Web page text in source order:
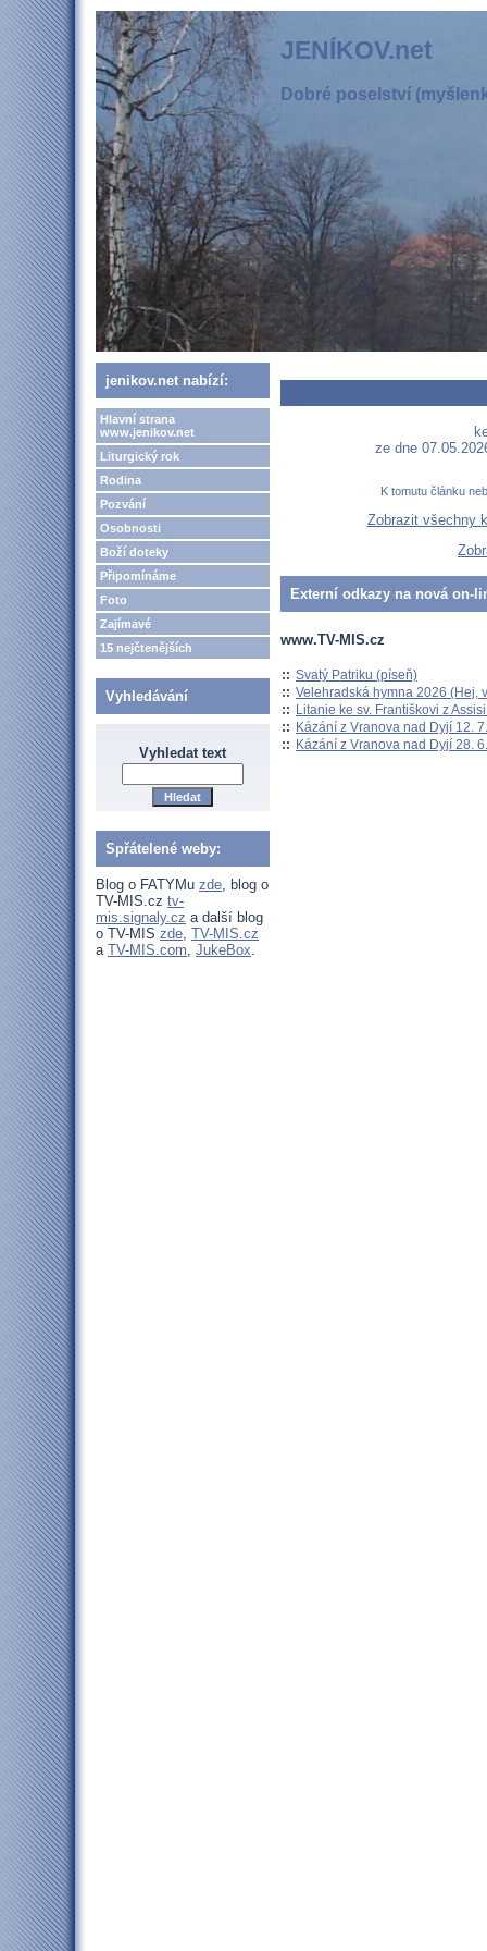
JENÍKOV.net
Dobré poselství
jenikov.net nabízí:
Hlavní strana
www.jenikov.net
Liturgický rok
Rodina
Pozvání
Osobnosti
Boží doteky
Připomínáme
Foto
Zajímavé
15 nejčtenějších
Vyhledávání
Vyhledat text
Spřátelené weby:
Blog o FATYMu zde, blog o
TV-MIS.cz tv-
mis.signaly.cz a další blog
o TV-MIS zde, TV-MIS.cz
a TV-MIS.com, JukeBox.
ze dne
K tomutu článku
Zobrazit všechny
Externí odkazy na nová on-
www.TV-MIS.cz
:: Svatý Patriku (píseň)
:: Velehradská hymna 2026 (Hej,
:: Litanie ke sv. Františkovi z
:: Kázání z Vranova nad Dyjí 12.
:: Kázání z Vranova nad Dyjí 28.